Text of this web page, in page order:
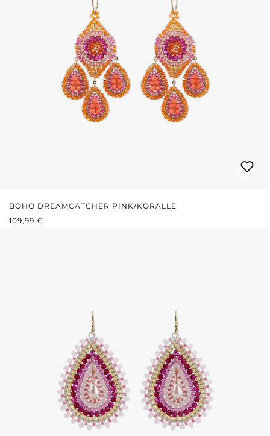
BOHO DREAMCATCHER PINK/KORALLE
REGULÄRER PREIS:
109,99 €